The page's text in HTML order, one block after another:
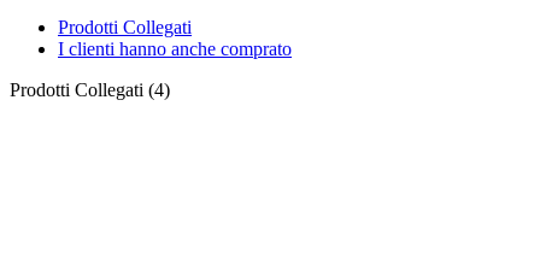
Prodotti Collegati
I clienti hanno anche comprato
Prodotti Collegati (4)